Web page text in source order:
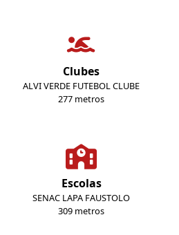
Clubes
ALVI VERDE FUTEBOL CLUBE
277 metros
Escolas
SENAC LAPA FAUSTOLO
309 metros